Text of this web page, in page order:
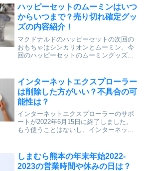
やパジャマ、アクセサリーまでいいデザ
インのものが...
ハッピーセットのムーミンはいつ
からいつまで？売り切れ確定グッ
ズの内容紹介！
マクドナルドのハッピーセットの次回の
おもちゃはシンカリオンとムーミン。今
回のハッピーセットのムーミングッズは
ニョロニョロなどとっても可愛いくて実
は私も欲しいな～と狙って...
インターネットエクスプローラー
は削除した方がいい？不具合の可
能性は？
インターネットエクスプローラーのサポ
ートが2022年6月15日に終了しました。
もう使うことはないし、インターネット
こで、インターネットエクスプローラー
を削除はした方が...
しまむら熊本の年末年始2022-
2023の営業時間や休みの日は？